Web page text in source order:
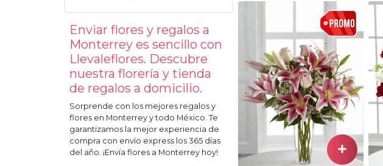
Enviar flores y regalos a
Monterrey es sencillo con
Llevaleflores. Descubre
nuestra florería y tienda
de regalos a domicilio.
Sorprende con los mejores regalos y
flores en Monterrey y todo México. Te
garantizamos la mejor experiencia de
compra con envío express los 365 días
del año. ¡Envía flores a Monterrey hoy!